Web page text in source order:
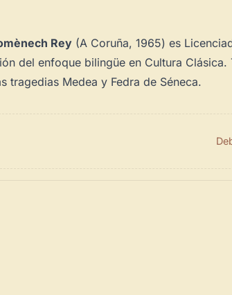
Rey (A Coruña, 1965) es
del enfoque bilingüe en Cultura
tragedias Medea y Fedra de Séneca.